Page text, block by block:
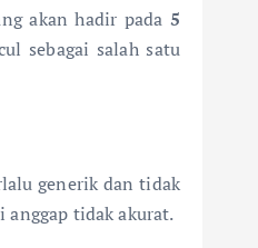
akan hadir pada 5
sebagai salah satu
generik dan tidak
tidak akurat.